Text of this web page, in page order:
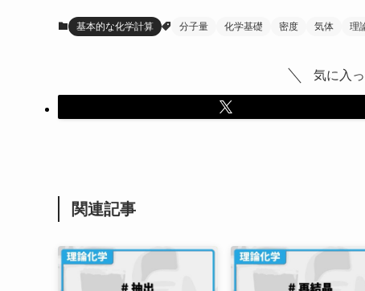
基本的な化学計算 分子量 化学基礎 密度 気体 理
気に入
関連記事